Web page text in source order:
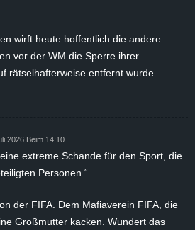
wirft heute hoffentlich die andere
vor der WM die Sperre ihrer
rätselhafterweise entfernt wurde.
2026 Beim 14:10
eine extreme Schande für den Sport, die
Personen.“
der FIFA. Dem Mafiaverein FIFA, die
Großmutter kacken. Wundert das